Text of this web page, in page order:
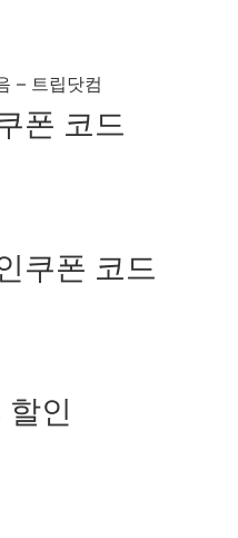
폰 코드
쿠폰 코드
인